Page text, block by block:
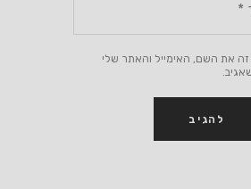
זה את השם, האימייל והאתר שלי